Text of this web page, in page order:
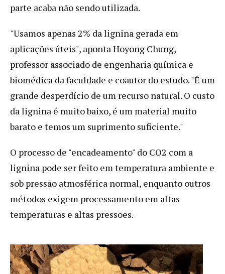
parte acaba não sendo utilizada.
"Usamos apenas 2% da lignina gerada em
aplicações úteis", aponta Hoyong Chung,
professor associado de engenharia química e
biomédica da faculdade e coautor do estudo. "É um
grande desperdício de um recurso natural. O custo
da lignina é muito baixo, é um material muito
barato e temos um suprimento suficiente."
O processo de "encadeamento" do CO2 com a
lignina pode ser feito em temperatura ambiente e
sob pressão atmosférica normal, enquanto outros
métodos exigem processamento em altas
temperaturas e altas pressões.